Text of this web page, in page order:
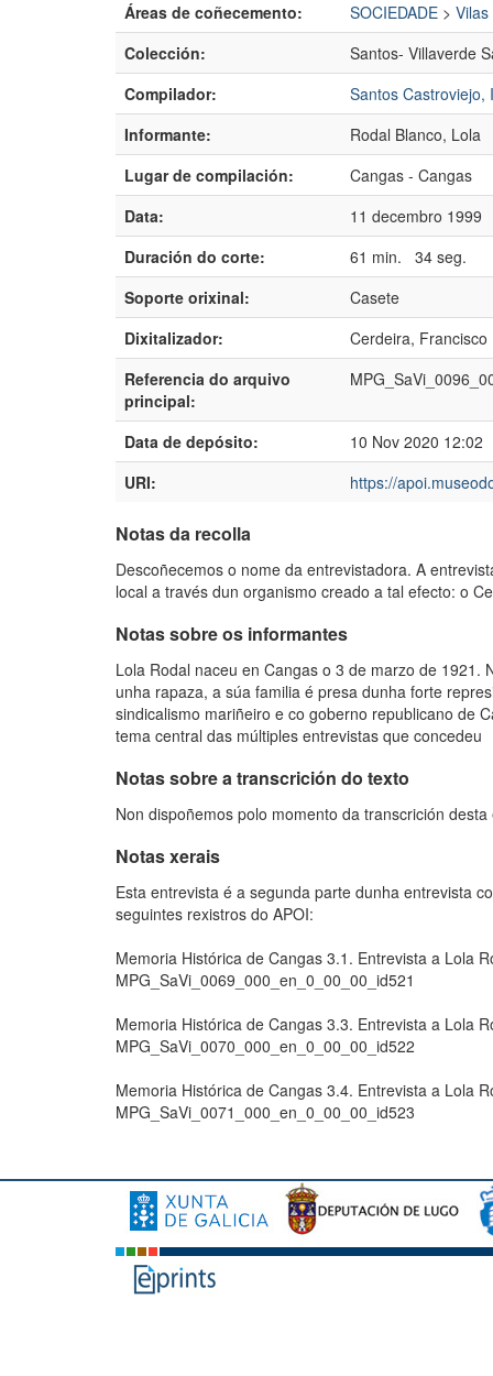
Áreas de coñecemento:
SOCIEDADE >
Colección:
Santos- Villaverde
Compilador:
Santos Castroviejo,
Informante:
Rodal Blanco, Lola
Lugar de compilación:
Cangas - Cangas
Data:
11 decembro 1999
Duración do corte:
61 min. 34 seg.
Soporte orixinal:
Casete
Dixitalizador:
Cerdeira, Francisco
Referencia do arquivo
principal:
Data de depósito:
10 Nov 2020 12:02
URI:
https://
Notas da recolla
Descoñecemos o nome da entrevistadora. A
local a través dun organismo creado a tal efecto: o
Notas sobre os informantes
Lola Rodal naceu en Cangas o 3 de marzo de
unha rapaza, a súa familia é presa dunha forte
sindicalismo mariñeiro e co goberno republicano de
tema central das múltiples entrevistas que concedeu
Notas sobre a transcrición do texto
Non dispoñemos polo momento da transcrición desta
Notas xerais
Esta entrevista é a segunda parte dunha entrevista
seguintes rexistros do APOI:
Memoria Histórica de Cangas 3.1. Entrevista a Lola
MPG_SaVi_0069_000_en_0_00_00_id521
Memoria Histórica de Cangas 3.3. Entrevista a Lola
MPG_SaVi_0070_000_en_0_00_00_id522
Memoria Histórica de Cangas 3.4. Entrevista a Lola
MPG_SaVi_0071_000_en_0_00_00_id523